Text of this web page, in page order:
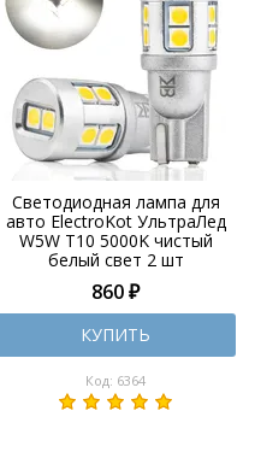
Светодиодная лампа для
авто ElectroKot УльтраЛед
W5W T10 5000K чистый
белый свет 2 шт
860 ₽
КУПИТЬ
Код: 6364